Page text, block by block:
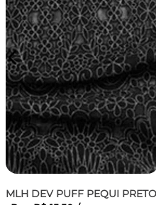
MLH DEV PUFF PEQUI PRETO